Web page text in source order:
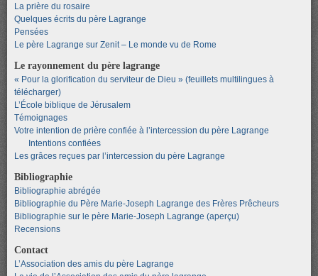
La prière du rosaire
Quelques écrits du père Lagrange
Pensées
Le père Lagrange sur Zenit – Le monde vu de Rome
Le rayonnement du père lagrange
« Pour la glorification du serviteur de Dieu » (feuillets multilingues à
télécharger)
L’École biblique de Jérusalem
Témoignages
Votre intention de prière confiée à l’intercession du père Lagrange
Intentions confiées
Les grâces reçues par l’intercession du père Lagrange
Bibliographie
Bibliographie abrégée
Bibliographie du Père Marie-Joseph Lagrange des Frères Prêcheurs
Bibliographie sur le père Marie-Joseph Lagrange (aperçu)
Recensions
Contact
L’Association des amis du père Lagrange